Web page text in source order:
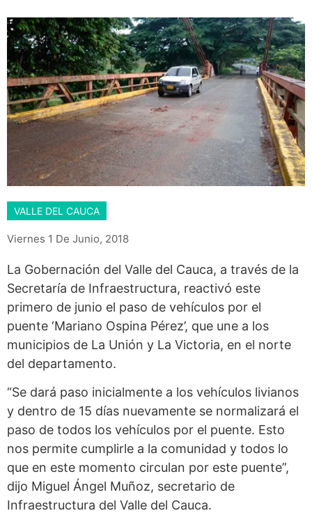
VALLE DEL CAUCA
Viernes 1 De Junio, 2018
La Gobernación del Valle del Cauca, a través de la
Secretaría de Infraestructura, reactivó este
primero de junio el paso de vehículos por el
puente ‘Mariano Ospina Pérez’, que une a los
municipios de La Unión y La Victoria, en el norte
del departamento.
“Se dará paso inicialmente a los vehículos livianos
y dentro de 15 días nuevamente se normalizará el
paso de todos los vehículos por el puente. Esto
nos permite cumplirle a la comunidad y todos lo
que en este momento circulan por este puente”,
dijo Miguel Ángel Muñoz, secretario de
Infraestructura del Valle del Cauca.